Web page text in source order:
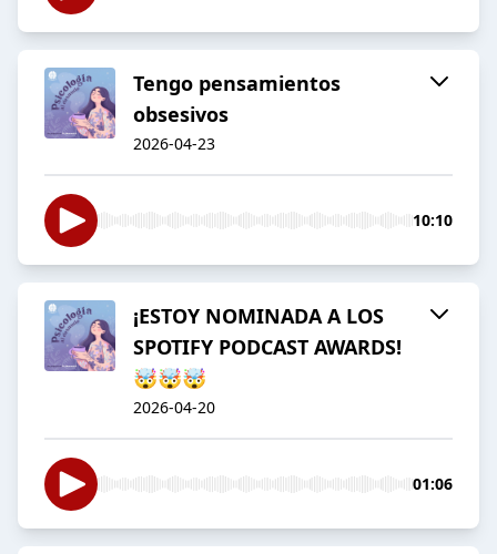
Tengo pensamientos
obsesivos
2026-04-23
10:10
¡ESTOY NOMINADA A LOS
SPOTIFY PODCAST AWARDS!
🤯🤯🤯
2026-04-20
01:06